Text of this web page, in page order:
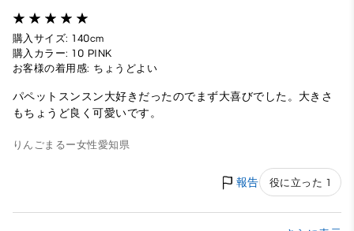
購入サイズ: 140cm
購入カラー: 10 PINK
お客様の着用感: ちょうどよい
パペットスンスン大好きだったのでまず大喜びでした。大きさ
もちょうど良く可愛いです。
りんごまるー女性愛知県
報告 役に立った 1